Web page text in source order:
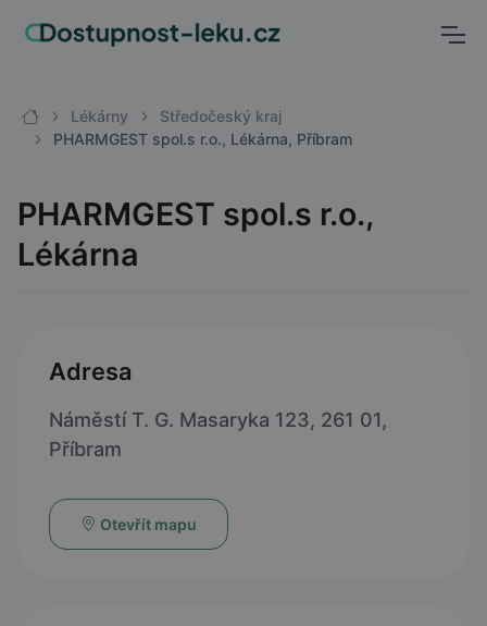
Lékárny
Středočeský kraj
PHARMGEST spol.s r.o., Lékárna, Příbram
PHARMGEST spol.s r.o.,
Lékárna
Adresa
Náměstí T. G. Masaryka 123, 261 01,
Příbram
Otevřít mapu